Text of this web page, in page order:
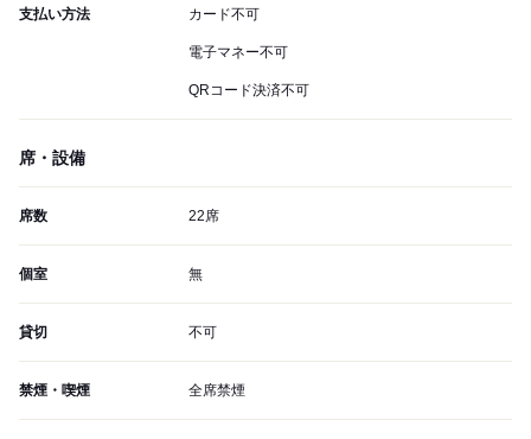
支払い方法 カード不可
電子マネー不可
QRコード決済不可
席・設備
席数 22席
個室 無
貸切 不可
禁煙・喫煙 全席禁煙